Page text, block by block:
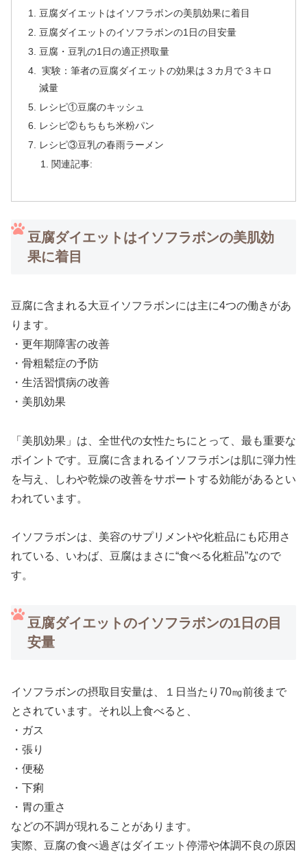
豆腐ダイエットはイソフラボンの美肌効果に着目
豆腐ダイエットのイソフラボンの1日の目安量
豆腐・豆乳の1日の適正摂取量
実験：筆者の豆腐ダイエットの効果は３カ月で３キロ
減量
レシピ①豆腐のキッシュ
レシピ②もちもち米粉パン
レシピ③豆乳の春雨ラーメン
関連記事:
豆腐ダイエットはイソフラボンの美肌効
果に着目
豆腐に含まれる大豆イソフラボンには主に4つの働きがあ
ります。
・更年期障害の改善
・骨粗鬆症の予防
・生活習慣病の改善
・美肌効果
「美肌効果」は、全世代の女性たちにとって、最も重要な
ポイントです。豆腐に含まれるイソフラボンは肌に弾力性
を与え、しわや乾燥の改善をサポートする効能があるとい
われています。
イソフラボンは、美容のサプリメンﾄや化粧品にも応用さ
れている、いわば、豆腐はまさに“食べる化粧品”なので
す。
豆腐ダイエットのイソフラボンの1日の目
安量
イソフラボンの摂取目安量は、１日当たり70㎎前後まで
とされています。それ以上食べると、
・ガス
・張り
・便秘
・下痢
・胃の重さ
などの不調が現れることがあります。
実際、豆腐の食べ過ぎはダイエット停滞や体調不良の原因